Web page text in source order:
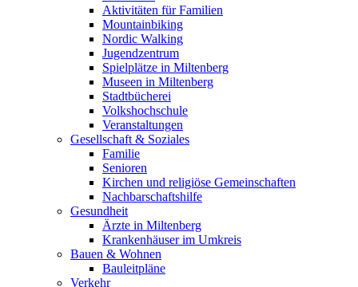
Aktivitäten für Familien
Mountainbiking
Nordic Walking
Jugendzentrum
Spielplätze in Miltenberg
Museen in Miltenberg
Stadtbücherei
Volkshochschule
Veranstaltungen
Gesellschaft & Soziales
Familie
Senioren
Kirchen und religiöse Gemeinschaften
Nachbarschaftshilfe
Gesundheit
Ärzte in Miltenberg
Krankenhäuser im Umkreis
Bauen & Wohnen
Bauleitpläne
Verkehr